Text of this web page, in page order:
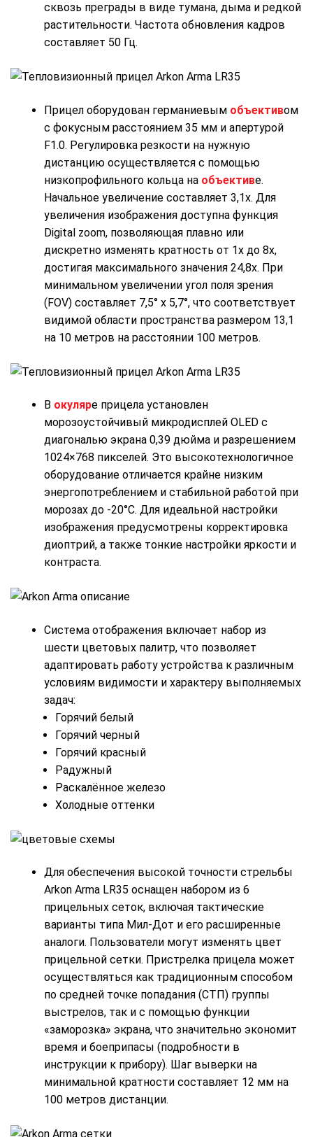
сквозь преграды в виде тумана, дыма и редкой
растительности. Частота обновления кадров
составляет 50 Гц.
Прицел оборудован германиевым объективом
с фокусным расстоянием 35 мм и апертурой
F1.0. Регулировка резкости на нужную
дистанцию осуществляется с помощью
низкопрофильного кольца на объективе.
Начальное увеличение составляет 3,1х. Для
увеличения изображения доступна функция
Digital zoom, позволяющая плавно или
дискретно изменять кратность от 1х до 8х,
достигая максимального значения 24,8х. При
минимальном увеличении угол поля зрения
(FOV) составляет 7,5° х 5,7°, что соответствует
видимой области пространства размером 13,1
на 10 метров на расстоянии 100 метров.
В окуляре прицела установлен
морозоустойчивый микродисплей OLED с
диагональю экрана 0,39 дюйма и разрешением
1024×768 пикселей. Это высокотехнологичное
оборудование отличается крайне низким
энергопотреблением и стабильной работой при
морозах до -20°C. Для идеальной настройки
изображения предусмотрены корректировка
диоптрий, а также тонкие настройки яркости и
контраста.
Система отображения включает набор из
шести цветовых палитр, что позволяет
адаптировать работу устройства к различным
условиям видимости и характеру выполняемых
задач:
Горячий белый
Горячий черный
Горячий красный
Радужный
Раскалённое железо
Холодные оттенки
Для обеспечения высокой точности стрельбы
Arkon Arma LR35 оснащен набором из 6
прицельных сеток, включая тактические
варианты типа Мил-Дот и его расширенные
аналоги. Пользователи могут изменять цвет
прицельной сетки. Пристрелка прицела может
осуществляться как традиционным способом
по средней точке попадания (СТП) группы
выстрелов, так и с помощью функции
«заморозка» экрана, что значительно экономит
время и боеприпасы (подробности в
инструкции к прибору). Шаг выверки на
минимальной кратности составляет 12 мм на
100 метров дистанции.